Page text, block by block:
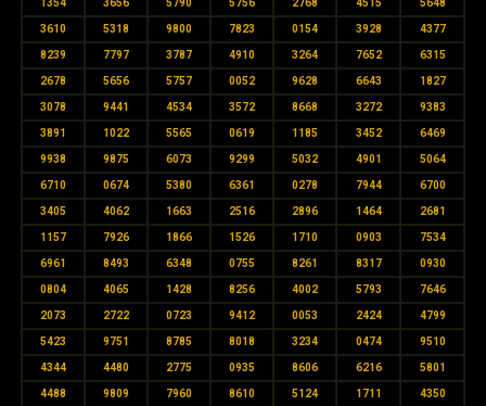
1354 3656 5790 5756 2768 4515 5648
3610 5318 9800 7823 0154 3928 4377
8239 7797 3787 4910 3264 7652 6315
2678 5656 5757 0052 9628 6643 1827
3078 9441 4534 3572 8668 3272 9383
3891 1022 5565 0619 1185 3452 6469
9938 9875 6073 9299 5032 4901 5064
6710 0674 5380 6361 0278 7944 6700
3405 4062 1663 2516 2896 1464 2681
1157 7926 1866 1526 1710 0903 7534
6961 8493 6348 0755 8261 8317 0930
0804 4065 1428 8256 4002 5793 7646
2073 2722 0723 9412 0053 2424 4799
5423 9751 8785 8018 3234 0474 9510
4344 4480 2775 0935 8606 6216 5801
4488 9809 7960 8610 5124 1711 4350